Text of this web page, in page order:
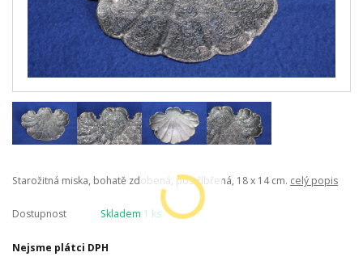
Starožitná miska, bohatě zdobená, postříbřená, 18 x 14 cm. celý popis
Dostupnost Skladem 1 ks
Nejsme plátci DPH